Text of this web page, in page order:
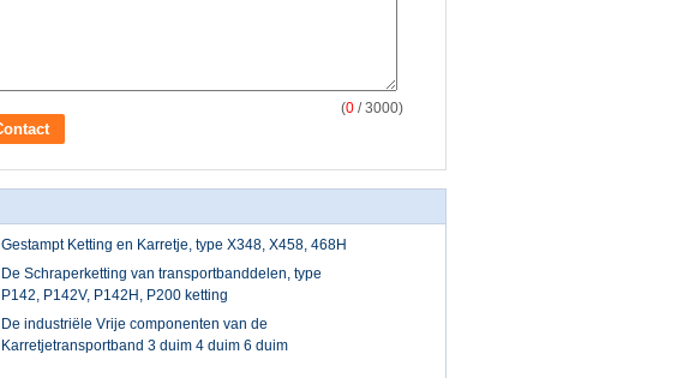
(0 / 3000)
Gestampt Ketting en Karretje, type X348, X458, 468H
De Schraperketting van transportbanddelen, type
P142, P142V, P142H, P200 ketting
De industriële Vrije componenten van de
Karretjetransportband 3 duim 4 duim 6 duim